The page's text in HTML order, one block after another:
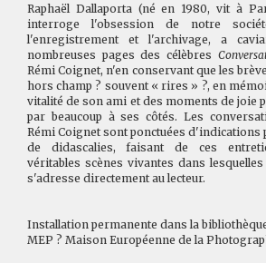
Raphaël Dallaporta (né en 1980, vit à
interroge l'obsession de notre
l'enregistrement et l'archivage, a
nombreuses pages des célèbres
Rémi Coignet, n'en conservant que les
hors champ ? souvent « rires » ?, en
vitalité de son ami et des moments de joie
par beaucoup à ses côtés. Les
Rémi Coignet sont ponctuées d'indications
de didascalies, faisant de ces
véritables scènes vivantes dans
s'adresse directement au lecteur.
Installation permanente dans la
MEP ? Maison Européenne de la